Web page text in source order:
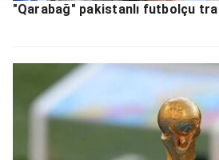
"Qarabağ" pakistanlı futbolçu